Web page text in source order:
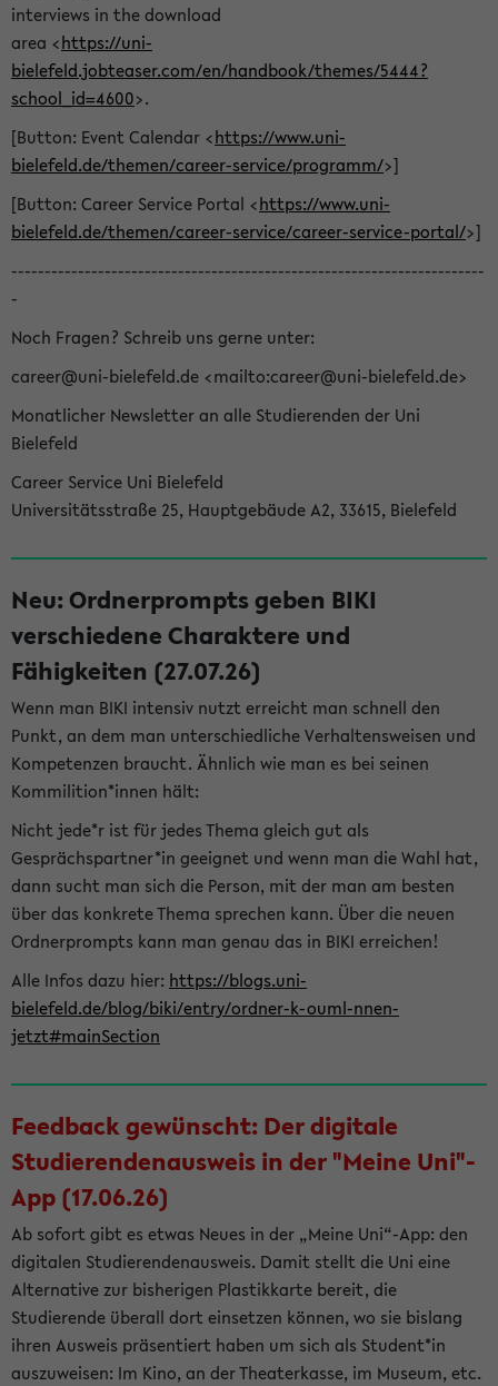
interviews in the download
area <https://uni-
bielefeld.jobteaser.com/en/handbook/themes/5444?
school_id=4600>.
[Button: Event Calendar <https://www.uni-
bielefeld.de/themen/career-service/programm/>]
[Button: Career Service Portal <https://www.uni-
bielefeld.de/themen/career-service/career-service-portal/>]
-----------------------------------------------------------------------
-
Noch Fragen? Schreib uns gerne unter:
career@uni-bielefeld.de <mailto:career@uni-bielefeld.de>
Monatlicher Newsletter an alle Studierenden der Uni
Bielefeld
Career Service Uni Bielefeld
Universitätsstraße 25, Hauptgebäude A2, 33615, Bielefeld
Neu: Ordnerprompts geben BIKI
verschiedene Charaktere und
Fähigkeiten (27.07.26)
Wenn man BIKI intensiv nutzt erreicht man schnell den
Punkt, an dem man unterschiedliche Verhaltensweisen und
Kompetenzen braucht. Ähnlich wie man es bei seinen
Kommilition*innen hält:
Nicht jede*r ist für jedes Thema gleich gut als
Gesprächspartner*in geeignet und wenn man die Wahl hat,
dann sucht man sich die Person, mit der man am besten
über das konkrete Thema sprechen kann. Über die neuen
Ordnerprompts kann man genau das in BIKI erreichen!
Alle Infos dazu hier: https://blogs.uni-
bielefeld.de/blog/biki/entry/ordner-k-ouml-nnen-
jetzt#mainSection
Feedback gewünscht: Der digitale
Studierendenausweis in der "Meine Uni"-
App (17.06.26)
Ab sofort gibt es etwas Neues in der „Meine Uni“-App: den
digitalen Studierendenausweis. Damit stellt die Uni eine
Alternative zur bisherigen Plastikkarte bereit, die
Studierende überall dort einsetzen können, wo sie bislang
ihren Ausweis präsentiert haben um sich als Student*in
auszuweisen: Im Kino, an der Theaterkasse, im Museum, etc.